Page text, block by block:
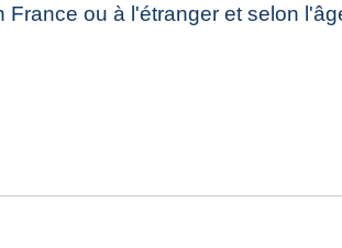
ou à l'étranger et selon